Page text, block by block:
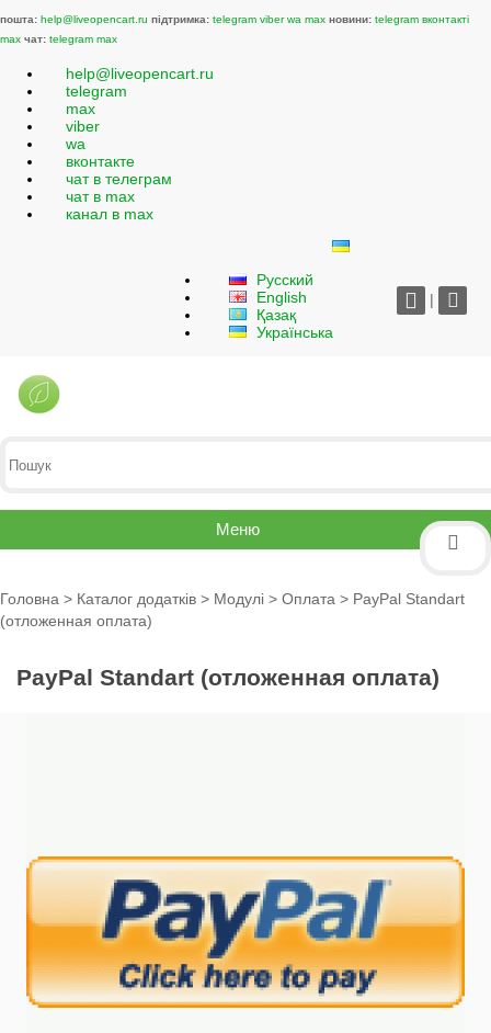
пошта: help@liveopencart.ru підтримка: telegram viber wa max новини: telegram вконтакті
max чат: telegram max
help@liveopencart.ru
telegram
max
viber
wa
вконтакте
чат в телеграм
чат в max
канал в max
Русский
English
Қазақ
Українська
|
Меню
Головна > Каталог додатків > Модулі > Оплата > PayPal Standart
(отложенная оплата)
PayPal Standart (отложенная оплата)